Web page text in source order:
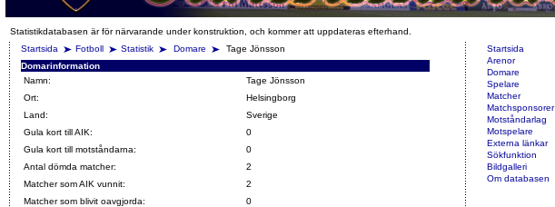
Statistikdatabasen är för närvarande under konstruktion, och kommer att uppdateras efterhand.
Startsida
Fotboll Statistik Domare
Tage Jönsson
Domarinformation
Namn:
Tage Jönsson
Ort:
Helsingborg
Land:
Sverige
Gula kort till AIK:
0
Gula kort till motståndarna:
0
Antal dömda matcher:
2
Matcher som AIK vunnit:
2
Matcher som blivit oavgjorda:
0
Startsida
Arenor
Domare
Spelare
Matcher
Matchsponsorer
Motståndarlag
Motspelare
Externa länkar
Sökfunktion
Bildgalleri
Om databasen